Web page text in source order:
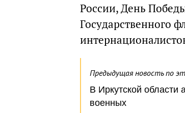
России, День
Государственного
Предыдущая новость по
В Иркутской области
военных